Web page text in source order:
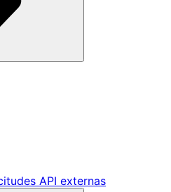
API externas